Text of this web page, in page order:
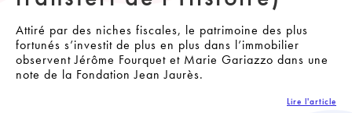
Attiré par des niches fiscales, le patrimoine des plus
fortunés s’investit de plus en plus dans l’immobilier
observent Jérôme Fourquet et Marie Gariazzo dans une
note de la Fondation Jean Jaurès.
Lire l'article